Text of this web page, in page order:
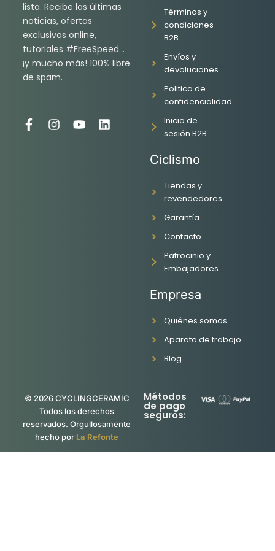
lista. Recibe las últimas
noticias, ofertas
exclusivas online,
tutoriales #FreeSpeed…
¡y mucho más! 100% libre
de spam.
F
I
Y
L
Términos y
condiciones
B2B
Envíos y
devoluciones
Politica de
confidencialidad
Inicio de
sesión B2B
Ciclismo
Tiendas y
revendedores
Garantía
Contacto
Patrocinio y
Embajadores
Empresa
Quiénes somos
Aparato de trabajo
Blog
© 2026 CYCLINGCERAMIC
Todos los derechos
reservados. Orgullosamente
hecho por La Refonte
Métodos
de pago
seguros: